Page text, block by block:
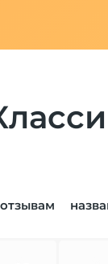
отзывам